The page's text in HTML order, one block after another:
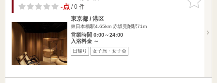
りに追加
-点/ 0 件
東京都 / 港区
東日本橋駅4.65km 赤坂見附駅71m
営業時間 0:00～24:00
入浴料金 ～
日帰り 女子旅・女子会